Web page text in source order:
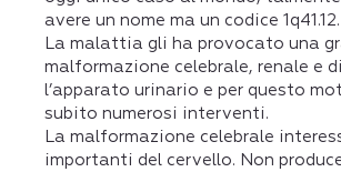
avere un nome ma un codice 1q41.12.
La malattia gli ha provocato una
malformazione celebrale, renale e
l’apparato urinario e per questo
subito numerosi interventi.
La malformazione celebrale
importanti del cervello. Non